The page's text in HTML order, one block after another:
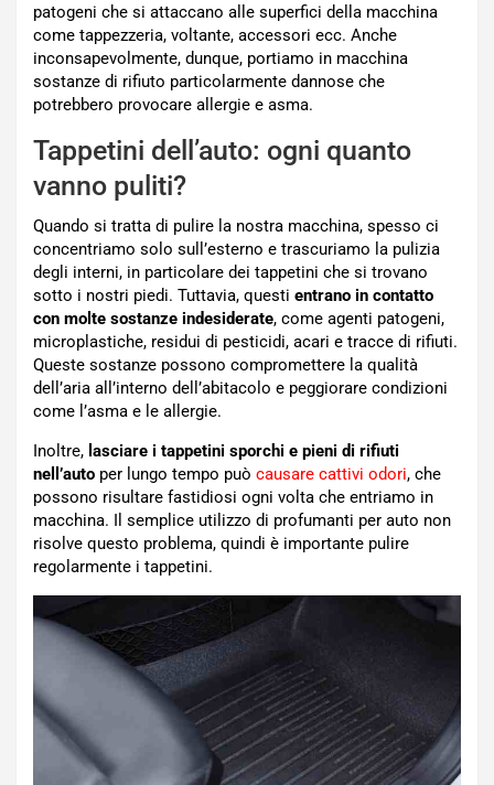
patogeni che si attaccano alle superfici della macchina
come tappezzeria, voltante, accessori ecc. Anche
inconsapevolmente, dunque, portiamo in macchina
sostanze di rifiuto particolarmente dannose che
potrebbero provocare allergie e asma.
Tappetini dell’auto: ogni quanto
vanno puliti?
Quando si tratta di pulire la nostra macchina, spesso ci
concentriamo solo sull’esterno e trascuriamo la pulizia
degli interni, in particolare dei tappetini che si trovano
sotto i nostri piedi. Tuttavia, questi entrano in contatto
con molte sostanze indesiderate, come agenti patogeni,
microplastiche, residui di pesticidi, acari e tracce di rifiuti.
Queste sostanze possono compromettere la qualità
dell’aria all’interno dell’abitacolo e peggiorare condizioni
come l’asma e le allergie.
Inoltre, lasciare i tappetini sporchi e pieni di rifiuti
nell’auto per lungo tempo può causare cattivi odori, che
possono risultare fastidiosi ogni volta che entriamo in
macchina. Il semplice utilizzo di profumanti per auto non
risolve questo problema, quindi è importante pulire
regolarmente i tappetini.